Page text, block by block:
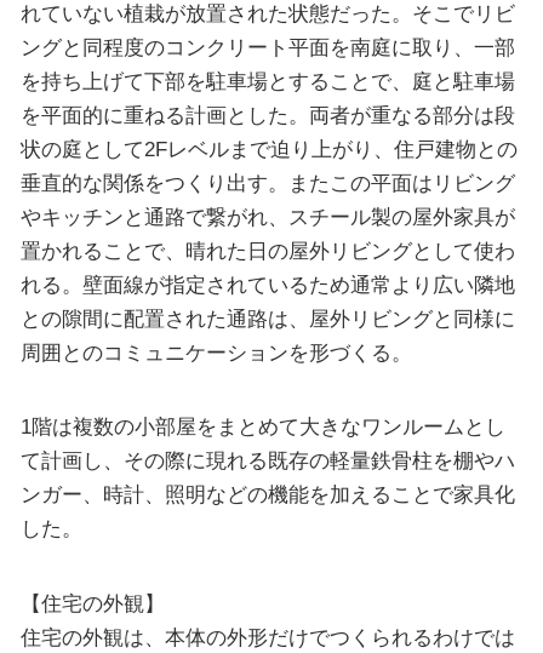
れていない植栽が放置された状態だった。そこでリビ
ングと同程度のコンクリート平面を南庭に取り、一部
を持ち上げて下部を駐車場とすることで、庭と駐車場
を平面的に重ねる計画とした。両者が重なる部分は段
状の庭として2Fレベルまで迫り上がり、住戸建物との
垂直的な関係をつくり出す。またこの平面はリビング
やキッチンと通路で繋がれ、スチール製の屋外家具が
置かれることで、晴れた日の屋外リビングとして使わ
れる。壁面線が指定されているため通常より広い隣地
との隙間に配置された通路は、屋外リビングと同様に
周囲とのコミュニケーションを形づくる。
1階は複数の小部屋をまとめて大きなワンルームとし
て計画し、その際に現れる既存の軽量鉄骨柱を棚やハ
ンガー、時計、照明などの機能を加えることで家具化
した。
【住宅の外観】
住宅の外観は、本体の外形だけでつくられるわけでは